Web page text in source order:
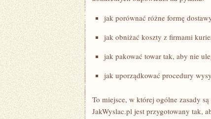
jak porównać różne formę
jak obniżać koszty z firmami
jak pakować towar tak, aby nie
jak uporządkować procedury
To miejsce, w której ogólne zasady
JakWyslac.pl jest przygotowany tak,